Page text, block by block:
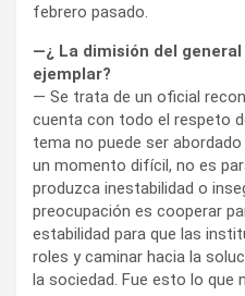
febrero pasado.
—¿ La dimisión del
ejemplar?
— Se trata de un oficial
cuenta con todo el respeto
tema no puede ser
un momento difícil, no es
produzca inestabilidad o
preocupación es cooperar
estabilidad para que las
roles y caminar hacia la
la sociedad. Fue esto lo que